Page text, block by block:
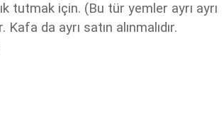
tutmak için. (Bu tür yemler ayrı ayrı
da ayrı satın alınmalıdır.